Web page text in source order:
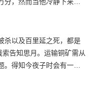
杀以及百里延之死，都是
告知思月。运输铜矿需从
得知今夜子时会有一批